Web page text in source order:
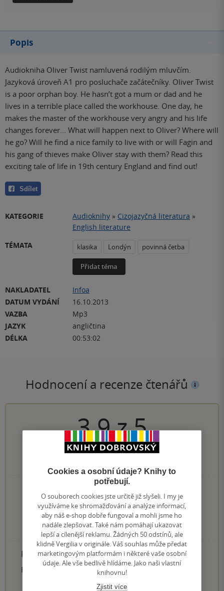
Popis
Audiokniha Oliver Twist namluvená rodilým mluvčím.
Jazyková úroveň A1 pro posluchače začátečníky. Oliver Twist
is a poor orphan boy. He hasn’t got a mum or dad and he
lives in a terrible place called the workhouse. One day, he
makes the master of the workhouse very angry and his life
changes forever... What will happen next to Oliver? Where will
he go? Will he find a nice family to live with or will Fagin and
his gang of thieves make Oliver stay with them? Read this
exciting tale of life in 19th century England and find out!
Sdílet
KATEGORIE Audioknihy » Cizojazyčná literatura »
English literature
TÉMATA
klasika Londýn povinná četba
Přidat téma
NAKLADATEL
Infoa
DATUM VYDÁNÍ
16.10.2013
VAZBA
Mp3
JAZYK
angličtina
DÉLKA
00:53:02
Hodnocení a recenze čtenářů
3.9z5
29×
4 hvězdičky
19×
3 hvězdičky
5×
2 hvězdičky
4×
1 hvezdička
PŘIDEJTE SVÉ HODNOCENÍ PRODUKTU
Hodnocení našich knihkupců: 0.0 z 5
Cookies a osobní údaje? Knihy to
potřebují.
O souborech cookies jste určitě již slyšeli. I my je
využíváme ke shromažďování a analýze informací,
aby náš e-shop dobře fungoval a mohli jsme ho
nadále zlepšovat. Také nám pomáhají ukazovat
lepší a cílenější reklamu. Žádných 50 odstínů, ale
klidně Vergilia v originále. Váš souhlas může předat
marketingovým platformám i některé vaše osobní
údaje. Ale vše bedlivě hlídáme. Jako naši vlastní
knihovnu!
Zjistit více